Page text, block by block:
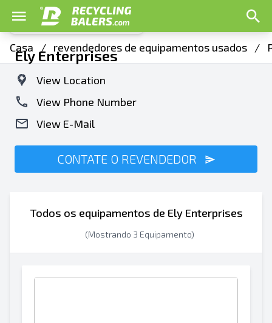
Casa / revendedores de equipamentos usados /
Ely Enterprises
View Location
View Phone Number
View E-Mail
CONTATE O REVENDEDOR
Todos os equipamentos de Ely Enterprises
(Mostrando 3 Equipamento)